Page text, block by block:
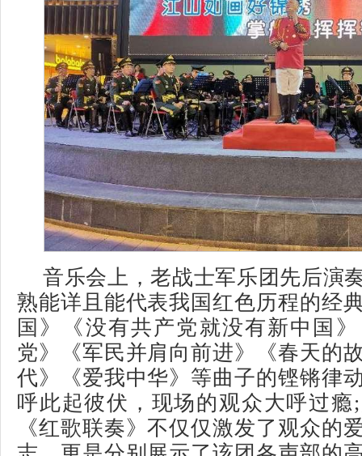
音乐会上，老战士军乐团先后演
熟能详且能代表我国红色历程的经
国》《没有共产党就没有新中国
党》《军民并肩向前进》《春天的
代》《爱我中华》等曲子的铿锵律
呼此起彼伏，现场的观众大呼过瘾
《红歌联奏》不仅仅激发了观众的